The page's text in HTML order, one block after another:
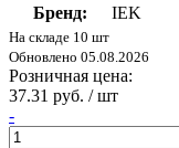
Бренд:
IEK
На складе 10 шт
Обновлено 05.08.2026
Розничная цена:
37.31 руб. / шт
-